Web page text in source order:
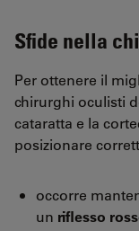
Sfide nella
Per ottenere il
chirurghi oculisti
cataratta e la
posizionare
occorre
un riflesso